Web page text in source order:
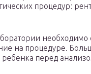
процедур:
необходимо
на процедуре.
ребенка перед